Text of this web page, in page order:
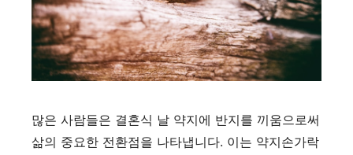
많은 사람들은 결혼식 날 약지에 반지를 끼움으로써
삶의 중요한 전환점을 나타냅니다. 이는 약지손가락